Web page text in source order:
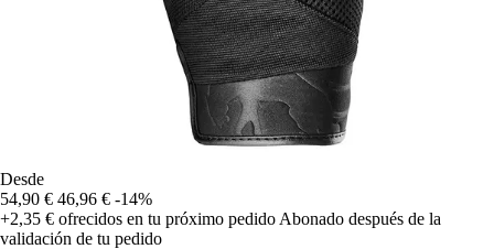
Desde
54,90 € 46,96 € -14%
+2,35 € ofrecidos en tu próximo pedido Abonado después de la
validación de tu pedido